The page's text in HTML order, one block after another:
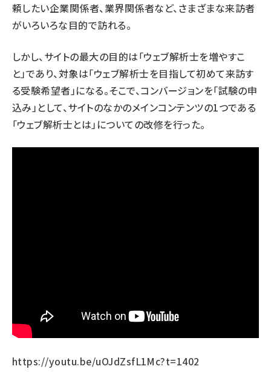
頼したい企業関係者、業界関係者など、さまざまな来訪者
がいろいろな目的で訪れる。
しかし、サイトの最大の目的は「ウェブ解析士を増やすこ
と」であり、対象は「ウェブ解析士を目指して初めて来訪す
る受験希望者」になる。そこで、コンバージョンを「試験の申
込み」として、サイトのなかのメインコンテンツの1つである
「ウェブ解析士とは」についての改修を行った。
https://youtu.be/uOJdZsfL1Mc?t=1402